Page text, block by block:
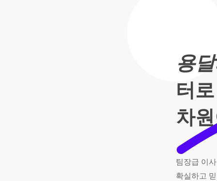
용
터
차
팀장급 이사
확실하고